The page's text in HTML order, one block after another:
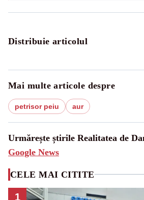
Distribuie articolul
Mai multe articole despre
petrisor peiu aur
Urmărește știrile Realitatea de
Google News
CELE MAI CITITE
1